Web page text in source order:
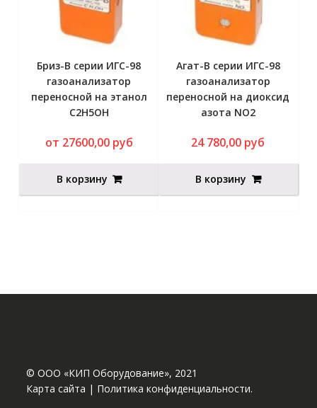
Бриз-В серии ИГС-98
газоанализатор
переносной на этанол
C2H5OH
от 27600,00 руб
В корзину
Агат-В серии ИГС-98
газоанализатор
переносной на диоксид
азота NO2
24 780,00 руб
В корзину
© ООО «КИП Оборудование», 2021
Карта сайта | Политика конфиденциальности.